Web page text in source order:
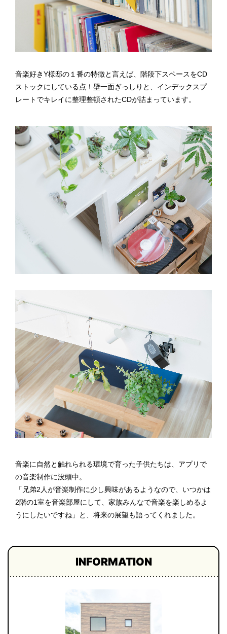
音楽好きY様邸の１番の特徴と言えば、階段下スペースをCD
ストックにしている点！壁一面ぎっしりと、インデックスプ
レートでキレイに整理整頓 されたCDが詰まっています。
音楽に自然と触れられる環境で育った子供たちは、アプリで
の音楽制作に没頭中。
「兄弟2人が音楽制作に少し興味があるようなので、いつかは
2階の1室を音楽部屋にして、家族みんなで音楽を楽しめるよ
うにしたいですね」と、将来の展望も語ってくれました。
INFORMATION